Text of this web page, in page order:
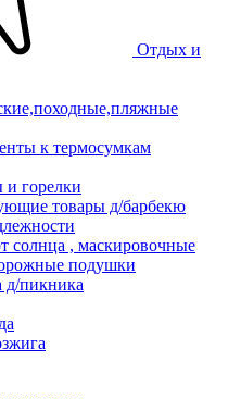
Отдых и
к термосумкам
горелки
товары д/барбекю
солнца , маскировочные
подушки
д/пикника